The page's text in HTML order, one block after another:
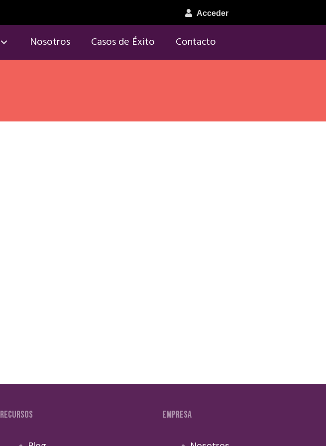
Acceder
Nosotros Casos de Éxito Contacto
RECURSOS EMPRESA